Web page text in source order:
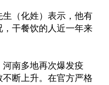
（化姓）表示，他有
干餐饮的人近一年来
南多地再次爆发疫
断上升。在官方严格